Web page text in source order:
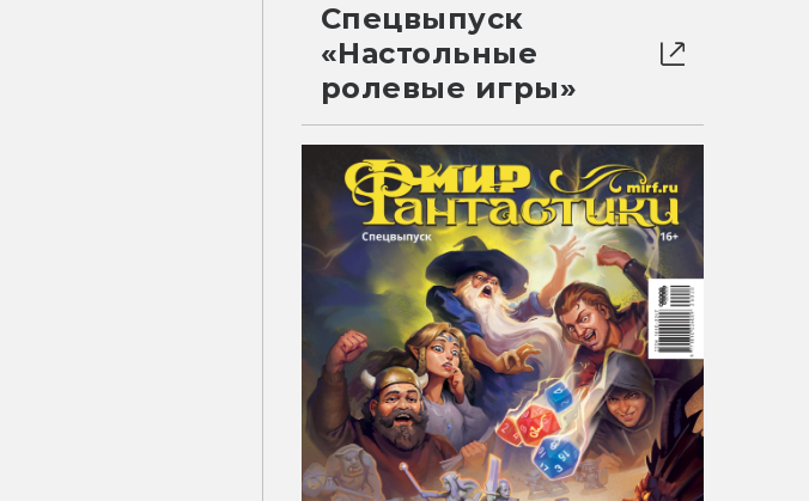
Спецвыпуск
«Настольные
ролевые игры»